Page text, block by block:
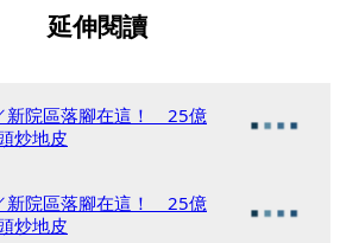
延伸閱讀
新院區落腳在這！ 25億
炒地皮
新院區落腳在這！ 25億
炒地皮